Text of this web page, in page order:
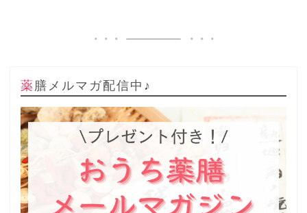
薬膳メルマガ配信中♪